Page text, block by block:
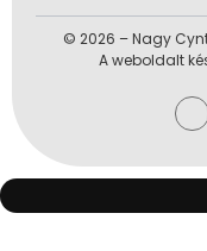
© 2026 – Nagy
A weboldalt